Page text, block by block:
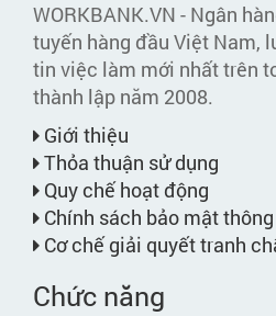
WORKBANK.VN - Ngân
tuyến hàng đầu Việt Nam,
tin việc làm mới nhất trên
thành lập năm 2008.
Giới thiệu
Thỏa thuận sử dụng
Quy chế hoạt động
Chính sách bảo mật
Cơ chế giải quyết tranh
Chức năng